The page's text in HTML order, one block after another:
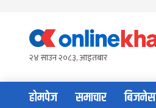
content२४ साउन २०८३, आइतबार
होमपेज समाचार बिजनेस